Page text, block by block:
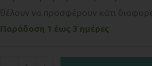
Παράδοση 1 έως 3 ημέρες